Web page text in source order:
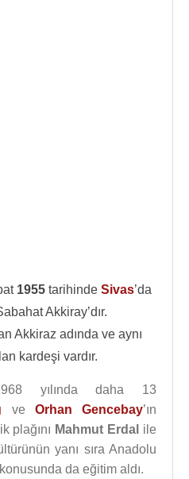
1955 tarihinde Sivas’da
Akkiray’dır.
Akkiraz adında ve aynı
kardeşi vardır.
yılında daha 13
ve Orhan Gencebay’ın
plağını Mahmut Erdal ile
yanı sıra Anadolu
da eğitim aldı.